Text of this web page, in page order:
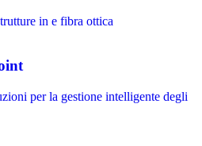
in e fibra ottica
per la gestione intelligente degli